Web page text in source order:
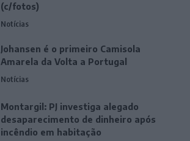
(c/fotos)
Notícias
Johansen é o primeiro Camisola
Amarela da Volta a Portugal
Notícias
Montargil: PJ investiga alegado
desaparecimento de dinheiro após
incêndio em habitação